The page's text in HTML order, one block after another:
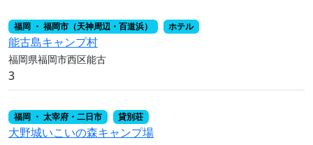
福岡 ・ 福岡市（天神周辺・百道浜） ホテル
能古島キャンプ村
福岡県福岡市西区能古
3
福岡 ・ 太宰府・二日市 貸別荘
大野城いこいの森キャンプ場